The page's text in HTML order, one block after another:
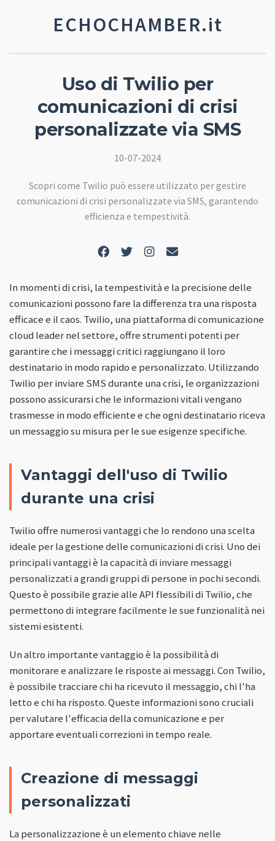
ECHOCHAMBER.it
Uso di Twilio per
comunicazioni di crisi
personalizzate via SMS
10-07-2024
Scopri come Twilio può essere utilizzato per gestire
comunicazioni di crisi personalizzate via SMS, garantendo
efficienza e tempestività.
In momenti di crisi, la tempestività e la precisione delle
comunicazioni possono fare la differenza tra una risposta
efficace e il caos. Twilio, una piattaforma di comunicazione
cloud leader nel settore, offre strumenti potenti per
garantire che i messaggi critici raggiungano il loro
destinatario in modo rapido e personalizzato. Utilizzando
Twilio per inviare SMS durante una crisi, le organizzazioni
possono assicurarsi che le informazioni vitali vengano
trasmesse in modo efficiente e che ogni destinatario riceva
un messaggio su misura per le sue esigenze specifiche.
Vantaggi dell'uso di Twilio
durante una crisi
Twilio offre numerosi vantaggi che lo rendono una scelta
ideale per la gestione delle comunicazioni di crisi. Uno dei
principali vantaggi è la capacità di inviare messaggi
personalizzati a grandi gruppi di persone in pochi secondi.
Questo è possibile grazie alle API flessibili di Twilio, che
permettono di integrare facilmente le sue funzionalità nei
sistemi esistenti.
Un altro importante vantaggio è la possibilità di
monitorare e analizzare le risposte ai messaggi. Con Twilio,
è possibile tracciare chi ha ricevuto il messaggio, chi l'ha
letto e chi ha risposto. Queste informazioni sono cruciali
per valutare l'efficacia della comunicazione e per
apportare eventuali correzioni in tempo reale.
Creazione di messaggi
personalizzati
La personalizzazione è un elemento chiave nelle